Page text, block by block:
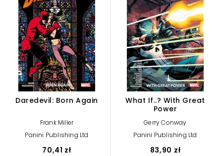
Daredevil: Born Again
Frank Miller
Panini Publishing Ltd
70,41 zł
What If..? With Great
Power
Gerry Conway
Panini Publishing Ltd
83,90 zł